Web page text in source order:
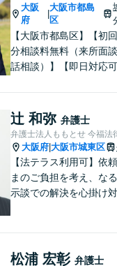
大阪
府
|
大阪市都島
区
【大阪市都島区】【初
分相談料無料（来所面
話相談）】【即日対応可
【高倉町三丁目バス停
分】【当日・夜間・休日
可】刑事事件/相続問題/
題など経験と知識をも
依頼者様の不安を解消
題解決へ導きます
辻 和弥 弁護士
弁護士法人ももとせ 今福法
大阪府 大阪市城東区
【法テラス利用可】依
まのご負担を考え、な
示談での解決を心掛け対
で頼れる弁護士を目指し
松浦 宏彰 弁護士